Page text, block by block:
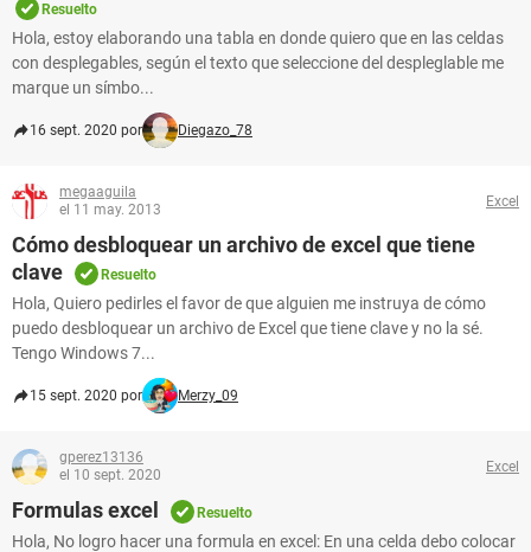
Resuelto
Hola, estoy elaborando una tabla en donde quiero que en las celdas
con desplegables, según el texto que seleccione del despleglable me
marque un símbo...
16 sept. 2020 por Diegazo_78
megaaguila
el 11 may. 2013
Excel
Cómo desbloquear un archivo de excel que tiene
clave
Resuelto
Hola, Quiero pedirles el favor de que alguien me instruya de cómo
puedo desbloquear un archivo de Excel que tiene clave y no la sé.
Tengo Windows 7...
15 sept. 2020 por Merzy_09
gperez13136
el 10 sept. 2020
Excel
Formulas excel Resuelto
Hola, No logro hacer una formula en excel: En una celda debo colocar